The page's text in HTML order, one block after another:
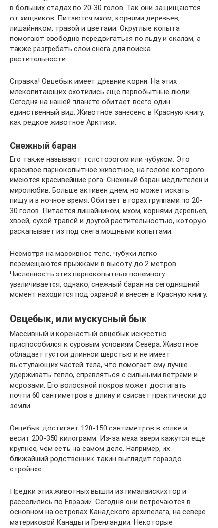
в больших стадах по 20-30 голов. Так они защищаются
от хищников. Питаются мхом, корнями деревьев,
лишайником, травой и цветами. Округлые копыта
помогают свободно передвигаться по льду и скалам, а
также разгребать слои снега для поиска
растительности.
Справка! Овцебык имеет древние корни. На этих
млекопитающих охотились еще первобытные люди.
Сегодня на нашей планете обитает всего один
единственный вид. Животное занесено в Красную книгу,
как редкое животное Арктики.
Снежный баран
Его также называют толсторогом или чубуком. Это
красивое парнокопытное животное, на голове которого
имеются красивейшие рога. Снежный баран медлителен и
миролюбив. Больше активен днем, но может искать
пищу и в ночное время. Обитает в горах группами по 20-
30 голов. Питается лишайником, мхом, корнями деревьев,
хвоей, сухой травой и другой растительностью, которую
раскапывает из под снега мощными копытами.
Несмотря на массивное тело, чубуки легко
перемещаются прыжками в высоту до 2 метров.
Численность этих парнокопытных понемногу
увеличивается, однако, снежный баран на сегодняшний
момент находится под охраной и внесен в Красную книгу.
Овцебык, или мускусный бык
Массивный и коренастый овцебык искусстно
приспособился к суровым условиям Севера. Животное
обладает густой длинной шерстью и не имеет
выступающих частей тела, что помогает ему лучше
удерживать тепло, справляться с сильными ветрами и
морозами. Его волосяной покров может достигать
почти 60 сантиметров в длину и свисает практически до
земли.
Овцебык достигает 120-150 сантиметров в холке и
весит 200-350 килограмм. Из-за меха звери кажутся еще
крупнее, чем есть на самом деле. Например, их
ближайший родственник такин выглядит гораздо
стройнее.
Предки этих животных вышли из гималайских гор и
расселились по Евразии. Сегодня они встречаются в
основном на островах Канадского архипелага, на севере
материковой Канады и Гренландии. Некоторые